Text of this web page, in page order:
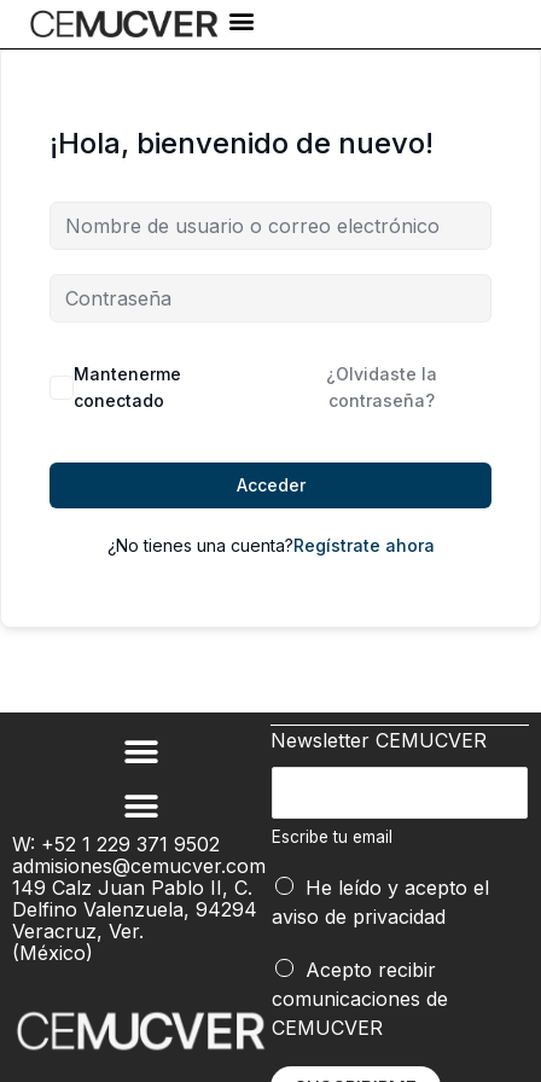
al
¡Hola, bienvenido de nuevo!
Alternative:
Mantenerme
conectado
¿Olvidaste la
contraseña?
Acceder
¿No tienes una cuenta?Regístrate ahora
W: +52 1 229 371 9502
admisiones@cemucver.com
149 Calz Juan Pablo II, C.
Delfino Valenzuela, 94294
Veracruz, Ver.
(México)
Newsletter CEMUCVER
c
i
b
e
u
e
m
Escribe tu email
He leído y acepto el
aviso de privacidad
E
c
i
Acepto recibir
comunicaciones de
CEMUCVER